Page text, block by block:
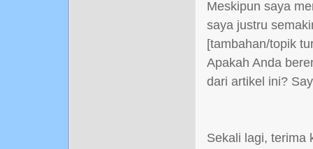
Meskipun saya
saya justru
[tambahan/topik
Apakah Anda
dari artikel ini?
Sekali lagi, terima